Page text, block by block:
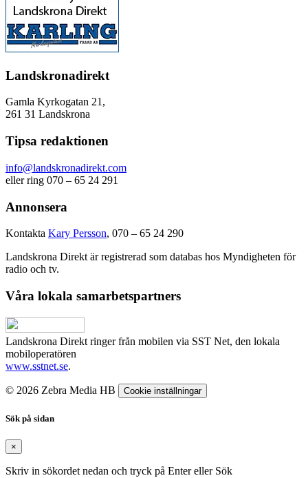
Landskronadirekt
Gamla Kyrkogatan 21,
261 31 Landskrona
Tipsa redaktionen
info@landskronadirekt.com
eller ring 070 – 65 24 291
Annonsera
Kontakta Kary Persson, 070 – 65 24 290
Landskrona Direkt är registrerad som databas hos Myndigheten för
radio och tv.
Våra lokala samarbetspartners
Landskrona Direkt ringer från mobilen via SST Net, den lokala
mobiloperatören
www.sstnet.se.
© 2026 Zebra Media HB Cookie inställningar
Sök på sidan
×
Skriv in sökordet nedan och tryck på Enter eller Sök